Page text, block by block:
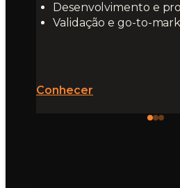
Desenvolvimento e
Validação e go-to-
Conhecer